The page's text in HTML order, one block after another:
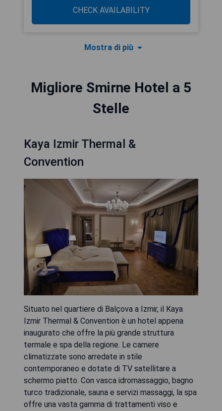
CHECK AVAILABILITY
Mostra di più
Migliore Smirne Hotel a 5
Stelle
Kaya Izmir Thermal &
Convention
Situato nel quartiere di Balçova a Izmir, il Kaya
Izmir Thermal & Convention è un hotel appena
inaugurato che offre la più grande struttura
termale e spa della regione. Le camere
climatizzate sono arredate in stile
contemporaneo e dotate di TV satellitare a
schermo piatto. Con vasca idromassaggio, bagno
turco tradizionale, sauna e servizi massaggi, la spa
offre una vasta gamma di trattamenti viso e